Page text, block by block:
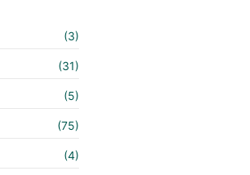
(3)
(31)
(5)
(75)
(4)